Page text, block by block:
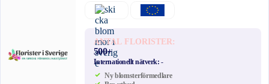
ANTAL FLORISTER:
500+
Internationellt nätverk: -
Ny blomsterförmedlare